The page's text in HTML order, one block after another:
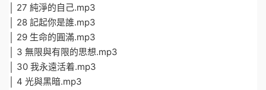
│ 27 純淨的自己.mp3
│ 28 記起你是誰.mp3
│ 29 生命的圓滿.mp3
│ 3 無限與有限的思想.mp3
│ 30 我永遠活着.mp3
│ 4 光與黑暗.mp3